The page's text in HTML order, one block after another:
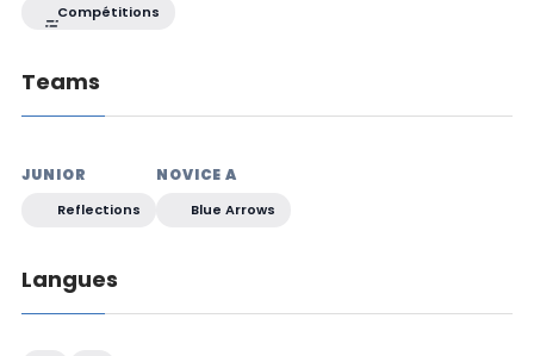
Compétitions
Teams
JUNIOR
Reflections
NOVICE A
Blue Arrows
Langues